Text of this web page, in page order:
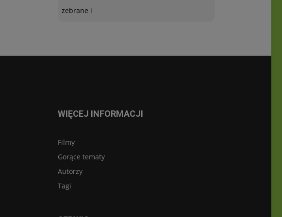
zebrane i
WIĘCEJ INFORMACJI
Filmy
Gorące tematy
Autorzy
Tagi